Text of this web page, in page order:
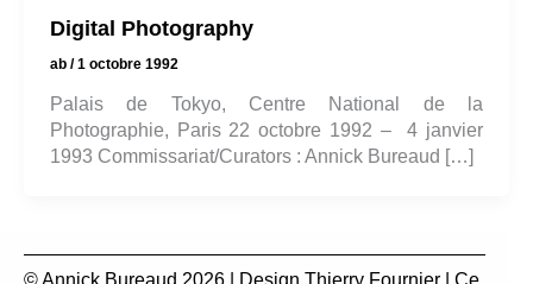
Digital Photography
ab /1 octobre 1992
Palais de Tokyo, Centre National de la
Photographie, Paris 22 octobre 1992 – 4 janvier
1993 Commissariat/Curators : Annick Bureaud […]
© Annick Bureaud 2026 | Design Thierry Fournier | Ce